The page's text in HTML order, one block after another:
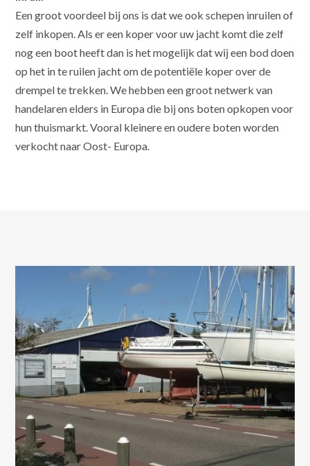
Een groot voordeel bij ons is dat we ook schepen inruilen of
zelf inkopen. Als er een koper voor uw jacht komt die zelf
nog een boot heeft dan is het mogelijk dat wij een bod doen
op het in te ruilen jacht om de potentiële koper over de
drempel te trekken. We hebben een groot netwerk van
handelaren elders in Europa die bij ons boten opkopen voor
hun thuismarkt. Vooral kleinere en oudere boten worden
verkocht naar Oost- Europa.